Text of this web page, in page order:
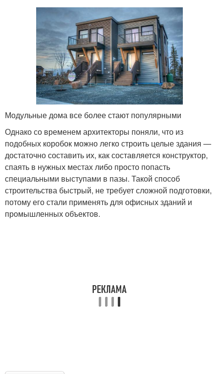
Модульные дома все более стают популярными
Однако со временем архитекторы поняли, что из
подобных коробок можно легко строить целые здания —
достаточно составить их, как составляется конструктор,
спаять в нужных местах либо просто попасть
специальными выступами в пазы. Такой способ
строительства быстрый, не требует сложной подготовки,
потому его стали применять для офисных зданий и
промышленных объектов.